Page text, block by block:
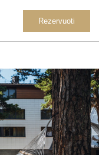
Rezervuoti